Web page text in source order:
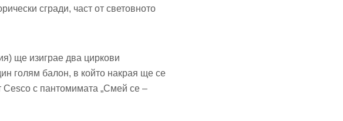
сгради, част от световното
ще изиграе два циркови
голям балон, в който накрая ще се
Cesco с пантомимата „Смей се –